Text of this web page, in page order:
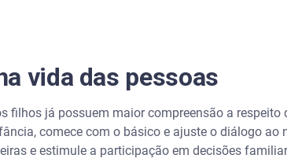
vida das pessoas
filhos já possuem maior compreensão a
comece com o básico e ajuste o diálogo ao
e estimule a participação em decisões